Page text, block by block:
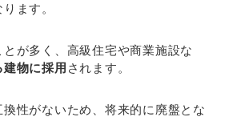
ます。
が多く、高級住宅や商業施設な
物に採用 されます。
性がないため、将来的に廃盤とな